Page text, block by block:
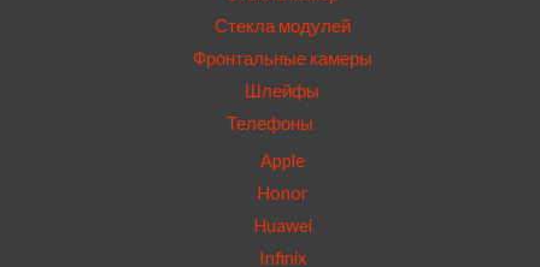
Стекла модулей
Фронтальные камеры
Шлейфы
Телефоны
Apple
Honor
Huawei
Infinix